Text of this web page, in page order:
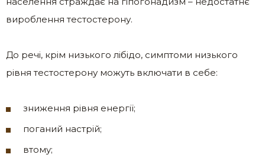
вироблення тестостерону.
До речі, крім низького лібідо, симптоми низького
рівня тестостерону можуть включати в себе:
зниження рівня енергії;
поганий настрій;
втому;